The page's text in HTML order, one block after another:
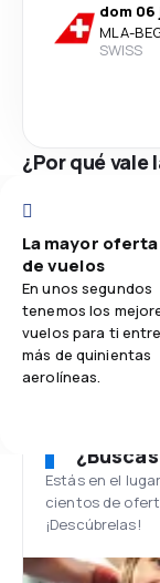
dom 06
MLA-
SWISS
¿Por qué vale
La mayor oferta
de vuelos
En unos segundos
tenemos los
vuelos para ti entre
más de quinientas
aerolíneas.
Estás en el
cientos de
¡Descúbrelas!